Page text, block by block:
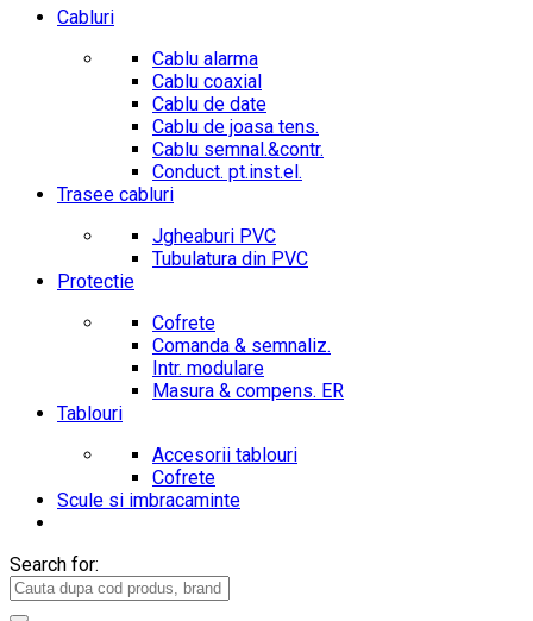
Cabluri
Cablu alarma
Cablu coaxial
Cablu de date
Cablu de joasa tens.
Cablu semnal.&contr.
Conduct. pt.inst.el.
Trasee cabluri
Jgheaburi PVC
Tubulatura din PVC
Protectie
Cofrete
Comanda & semnaliz.
Intr. modulare
Masura & compens. ER
Tablouri
Accesorii tablouri
Cofrete
Scule si imbracaminte
Search for: